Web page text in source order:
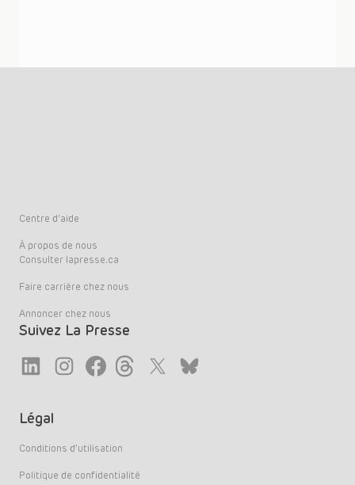
Centre d’aide
À propos de nous
Consulter lapresse.ca
Faire carrière chez nous
Annoncer chez nous
Suivez La Presse
LinkedIn
Link Link Link Twitter Link
Légal
Conditions d’utilisation
Politique de confidentialité